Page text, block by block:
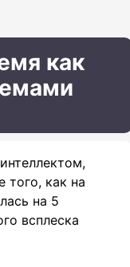
как
того, как на
на 5
всплеска